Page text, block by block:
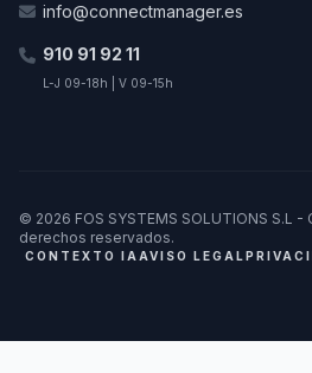
info@connectmanager.es
910 91 92 11
L-J 09-18h | V 09-15h
© 2026 FOS SYSTEMS SOLUTIONS S.L
derechos reservados.
CONTEXTO IA AVISO LEGAL